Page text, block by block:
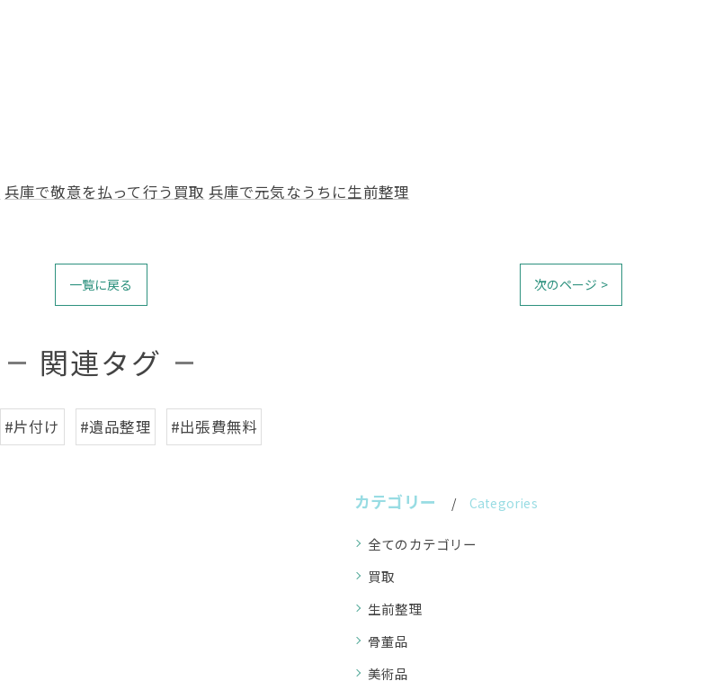
兵庫で敬意を払って行う買取 兵庫で元気なうちに生前整理
一覧に戻る 次のページ >
関連タグ
#片付け #遺品整理 #出張費無料
カテゴリー Categories
全てのカテゴリー
買取
生前整理
骨董品
美術品